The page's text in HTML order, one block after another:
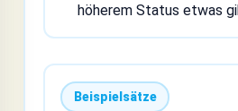
höherem Status etwas
Beispielsätze